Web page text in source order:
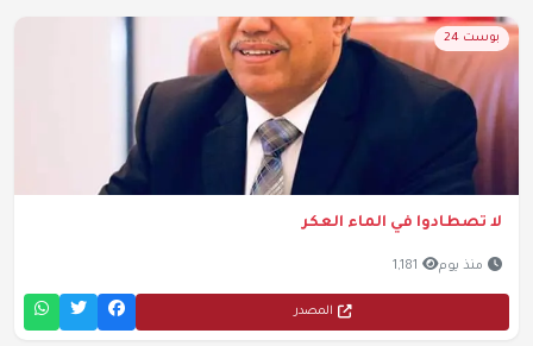
بوست 24
لا تصطادوا في الماء العكر
منذ يوم 1,181
المصدر